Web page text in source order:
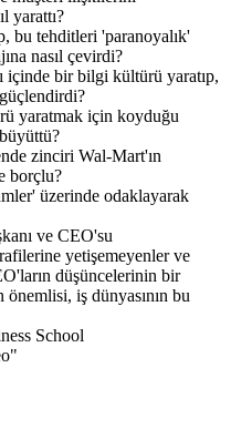
yarattı?
bu tehditleri 'paranoyalık'
nasıl çevirdi?
içinde bir bilgi kültürü yaratıp,
yaratmak için koyduğu
zinciri Wal-Mart'ın
borçlu?
üzerinde odaklayarak
ve CEO'su
yetişemeyenler ve
düşüncelerinin bir
iş dünyasının bu
School